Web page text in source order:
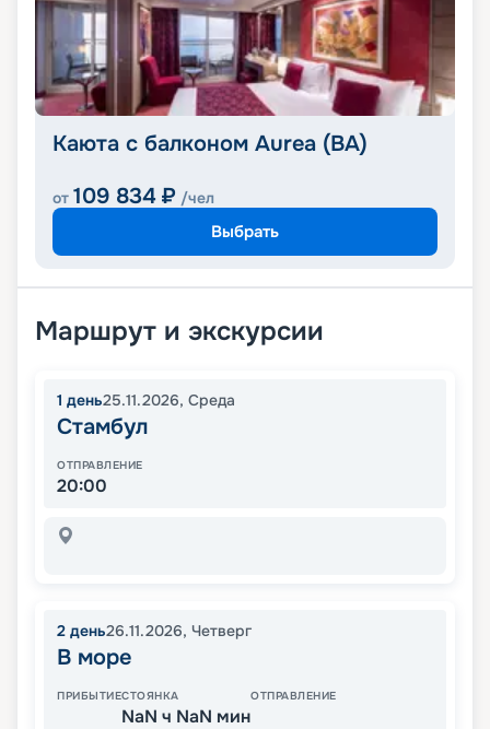
Каюта с балконом Aurea (BA)
от 109 834 ₽ /чел
Выбрать
Маршрут и экскурсии
1 день25.11.2026, Среда
Стамбул
ОТПРАВЛЕНИЕ
20:00
2 день26.11.2026, Четверг
В море
ПРИБЫТИЕСТОЯНКА
NaN ч NaN мин
ОТПРАВЛЕНИЕ